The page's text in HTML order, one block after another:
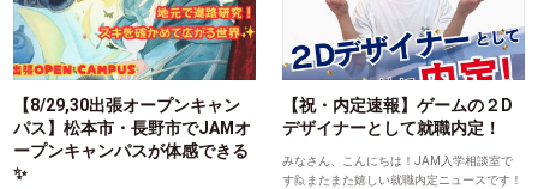
【8/29,30出張オープンキャン
パス】松本市・長野市でJAMオ
ープンキャンパスが体感できる
✨
【祝・内定速報】ゲームの２D
デザイナーとして就職内定！
みなさん、こんにちは！JAM入学相談室で
す🙋またまた嬉しい就職内定ニュースです！